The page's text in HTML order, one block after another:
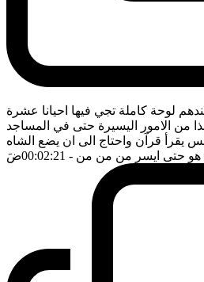
لوحة كاملة تجي فيها احيانا عشرة
من الامور اليسيرة حتى في المساجد
يقرأ قرآن واحتاج الى ان يضع الشاه
هو حتى ايسر من من من - 00:02:21 ضَ